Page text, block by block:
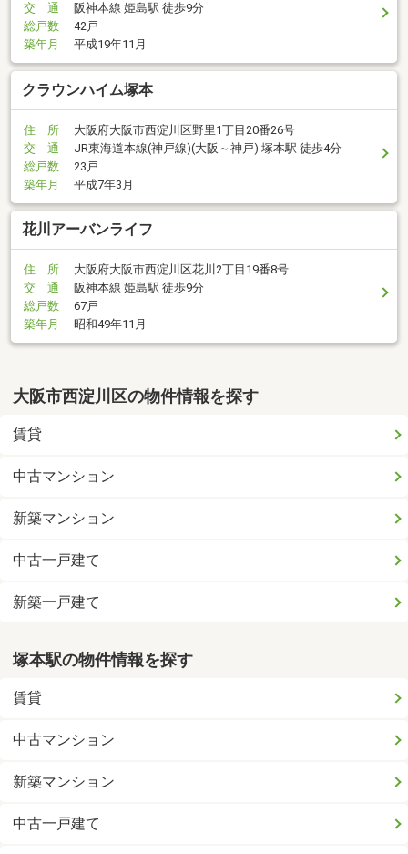
交 通
阪神本線 姫島駅 徒歩9分
総戸数
42戸
築年月
平成19年11月
クラウンハイム塚本
住 所
大阪府大阪市西淀川区野里1丁目20番26号
交 通
JR東海道本線(神戸線)(大阪～神戸) 塚本駅 徒歩4分
総戸数
23戸
築年月
平成7年3月
花川アーバンライフ
住 所
大阪府大阪市西淀川区花川2丁目19番8号
交 通
阪神本線 姫島駅 徒歩9分
総戸数
67戸
築年月
昭和49年11月
大阪市西淀川区の物件情報を探す
賃貸
中古マンション
新築マンション
中古一戸建て
新築一戸建て
塚本駅の物件情報を探す
賃貸
中古マンション
新築マンション
中古一戸建て